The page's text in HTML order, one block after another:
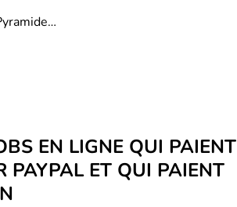
EN LIGNE QUI PAIENT
PAYPAL ET QUI PAIENT